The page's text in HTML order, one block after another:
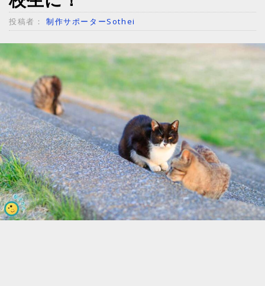
投稿者： 制作サポーターSothei